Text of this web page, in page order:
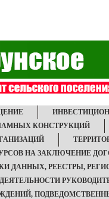
КОНСТРУКЦИЙ
НА ЗАКЛЮЧЕНИЕ
ДАННЫХ, РЕЕСТРЫ,